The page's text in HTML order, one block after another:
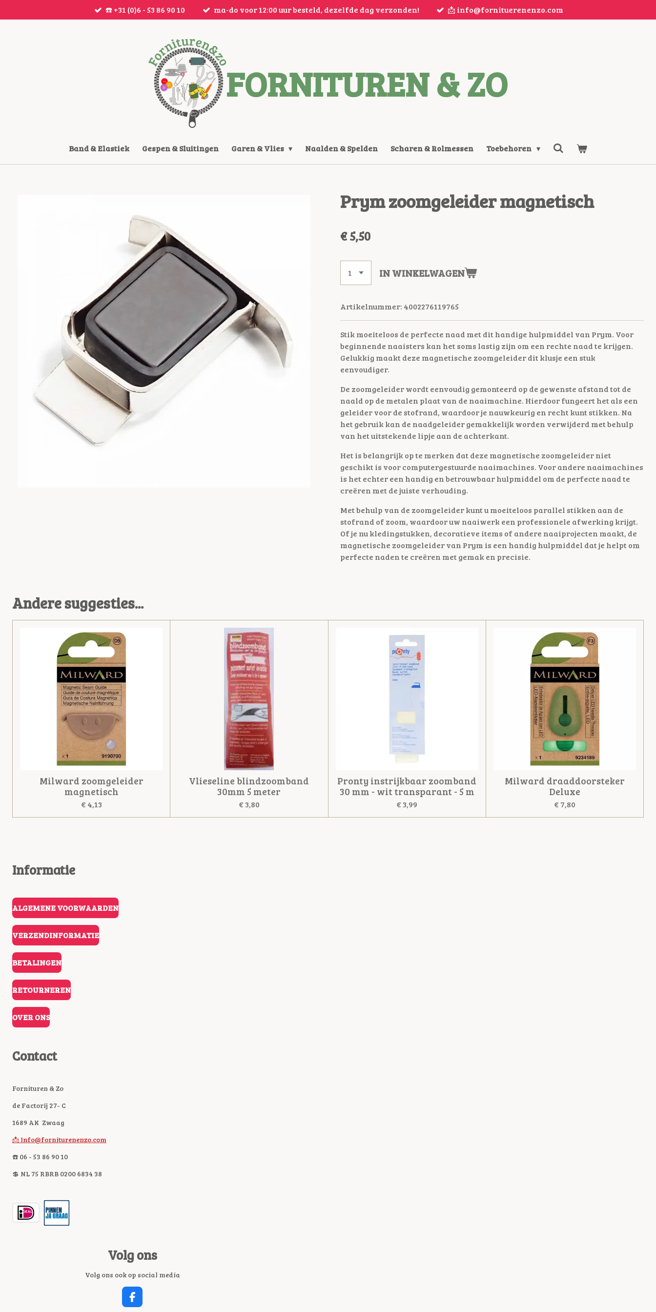
direct
☎️ +31 (0)6 - 53 86 90 10 ma-do voor 12:00 uur besteld, dezelfde dag verzonden! 📩 info@fornituerenenzo.com
FORNITUREN & ZO
Band & Elastiek Gespen & Sluitingen Garen & Vlies Naalden & Spelden Scharen & Rolmessen Toebehoren
Prym zoomgeleider magnetisch
€ 5,50
IN WINKELWAGEN
Artikelnummer: 4002276119765
Stik moeiteloos de perfecte naad met dit handige hulpmiddel van Prym. Voor
beginnende naaisters kan het soms lastig zijn om een rechte naad te krijgen.
Gelukkig maakt deze magnetische zoomgeleider dit klusje een stuk
eenvoudiger.
De zoomgeleider wordt eenvoudig gemonteerd op de gewenste afstand tot de
naald op de metalen plaat van de naaimachine. Hierdoor fungeert het als een
geleider voor de stofrand, waardoor je nauwkeurig en recht kunt stikken. Na
het gebruik kan de naadgeleider gemakkelijk worden verwijderd met behulp
van het uitstekende lipje aan de achterkant.
Het is belangrijk op te merken dat deze magnetische zoomgeleider niet
geschikt is voor computergestuurde naaimachines. Voor andere naaimachines
is het echter een handig en betrouwbaar hulpmiddel om de perfecte naad te
creëren met de juiste verhouding.
Met behulp van de zoomgeleider kunt u moeiteloos parallel stikken aan de
stofrand of zoom, waardoor uw naaiwerk een professionele afwerking krijgt.
Of je nu kledingstukken, decoratieve items of andere naaiprojecten maakt, de
magnetische zoomgeleider van Prym is een handig hulpmiddel dat je helpt om
perfecte naden te creëren met gemak en precisie.
Andere suggesties...
Milward zoomgeleider
magnetisch
€ 4,13
Vlieseline blindzoomband
30mm 5 meter
€ 3,80
Pronty instrijkbaar zoomband
30 mm - wit transparant - 5 m
€ 3,99
Milward draaddoorsteker
Deluxe
€ 7,80
Informatie
ALGEMENE VOORWAARDEN
VERZENDINFORMATIE
BETALINGEN
RETOURNEREN
OVER ONS
Contact
Fornituren & Zo
de Factorij 27- C
1689 AK Zwaag
📩 Info@forniturenenzo.com
☎️ 06 - 53 86 90 10
💲 NL 75 RBRB 0200 6834 38
Volg ons
Volg ons ook op social media
F